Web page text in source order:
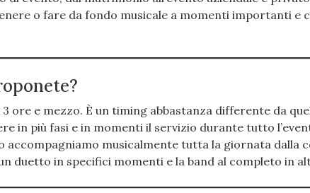
o fare da fondo musicale a momenti importanti e
ore e mezzo. È un timing abbastanza differente da
in più fasi e in momenti il servizio durante tutto
musicalmente tutta la giornata dalla
duetto in specifici momenti e la band al completo in